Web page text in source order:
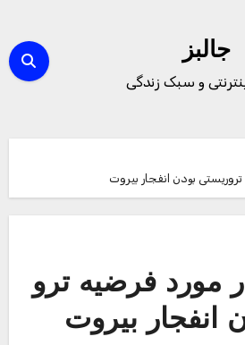
جالبز
و سبک زندگی
بودن انفجار بیروت
مورد فرضیه ترو
انفجار بیروت